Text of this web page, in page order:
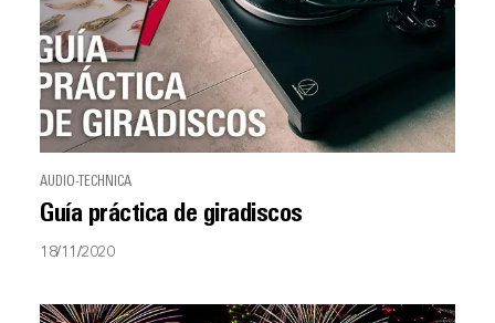
AUDIO-TECHNICA
Guía práctica de giradiscos
18/11/2020